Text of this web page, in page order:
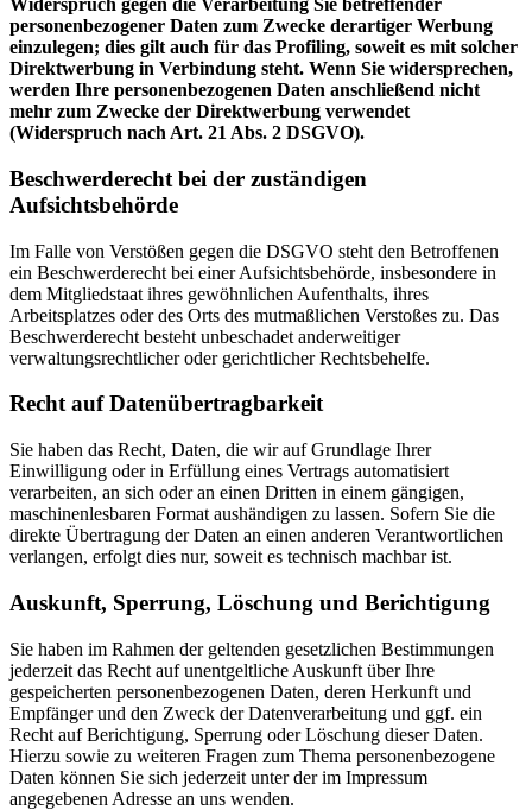
Widerspruch gegen die Verarbeitung Sie betreffender
personenbezogener Daten zum Zwecke derartiger Werbung
einzulegen; dies gilt auch für das Profiling, soweit es mit solcher
Direktwerbung in Verbindung steht. Wenn Sie widersprechen,
werden Ihre personenbezogenen Daten anschließend nicht
mehr zum Zwecke der Direktwerbung verwendet
(Widerspruch nach Art. 21 Abs. 2 DSGVO).
Beschwerderecht bei der zuständigen
Aufsichtsbehörde
Im Falle von Verstößen gegen die DSGVO steht den Betroffenen
ein Beschwerderecht bei einer Aufsichtsbehörde, insbesondere in
dem Mitgliedstaat ihres gewöhnlichen Aufenthalts, ihres
Arbeitsplatzes oder des Orts des mutmaßlichen Verstoßes zu. Das
Beschwerderecht besteht unbeschadet anderweitiger
verwaltungsrechtlicher oder gerichtlicher Rechtsbehelfe.
Recht auf Datenübertragbarkeit
Sie haben das Recht, Daten, die wir auf Grundlage Ihrer
Einwilligung oder in Erfüllung eines Vertrags automatisiert
verarbeiten, an sich oder an einen Dritten in einem gängigen,
maschinenlesbaren Format aushändigen zu lassen. Sofern Sie die
direkte Übertragung der Daten an einen anderen Verantwortlichen
verlangen, erfolgt dies nur, soweit es technisch machbar ist.
Auskunft, Sperrung, Löschung und Berichtigung
Sie haben im Rahmen der geltenden gesetzlichen Bestimmungen
jederzeit das Recht auf unentgeltliche Auskunft über Ihre
gespeicherten personenbezogenen Daten, deren Herkunft und
Empfänger und den Zweck der Datenverarbeitung und ggf. ein
Recht auf Berichtigung, Sperrung oder Löschung dieser Daten.
Hierzu sowie zu weiteren Fragen zum Thema personenbezogene
Daten können Sie sich jederzeit unter der im Impressum
angegebenen Adresse an uns wenden.